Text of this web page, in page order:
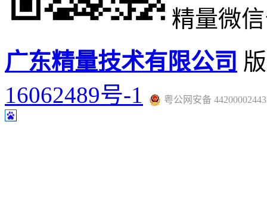
精量微
广东精量技术有限公司
16062489号-1
粤公网安备